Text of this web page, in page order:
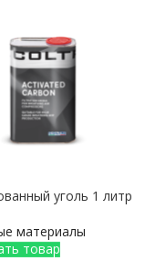
уголь 1 литр
материалы
товар